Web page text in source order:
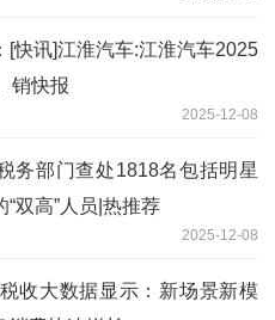
[快讯]江淮汽车:江淮汽车2025
销快报
2025-12-08
务部门查处1818名包括明星
“双高”人员|热推荐
2025-12-08
收大数据显示：新场景新模